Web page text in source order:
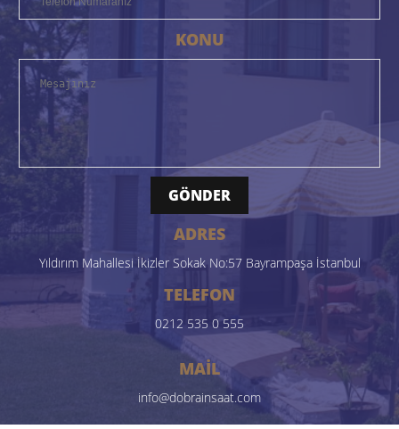
KONU
GÖNDER
ADRES
Yıldırım Mahallesi İkizler Sokak No:57 Bayrampaşa İstanbul
TELEFON
0212 535 0 555
MAİL
info@dobrainsaat.com